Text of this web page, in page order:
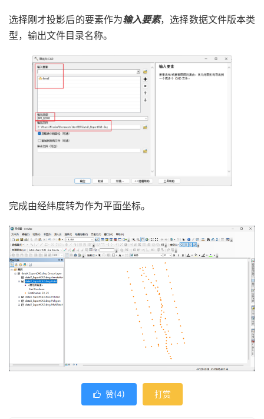
选择刚才投影后的要素作为输入要素，选择数据文件版本类
型，输出文件目录名称。
完成由经纬度转为作为平面坐标。
 赞(4) 打赏